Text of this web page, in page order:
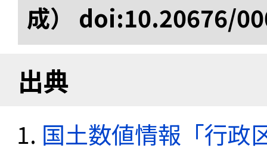
成） doi:10.20676/
出典
国土数値情報「行政